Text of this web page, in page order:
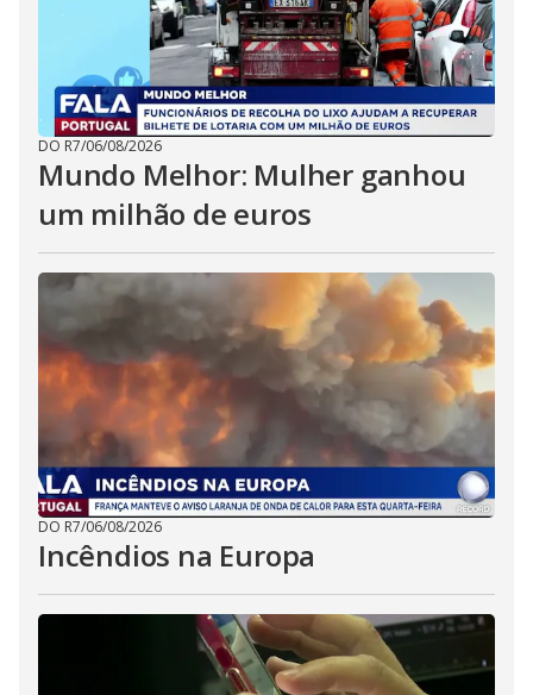
DO R7/06/08/2026
Mundo Melhor: Mulher ganhou
um milhão de euros
DO R7/06/08/2026
Incêndios na Europa